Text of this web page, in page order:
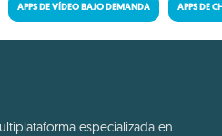
APPS DE VÍDEO BAJO DEMANDA APPS DE
especializada en